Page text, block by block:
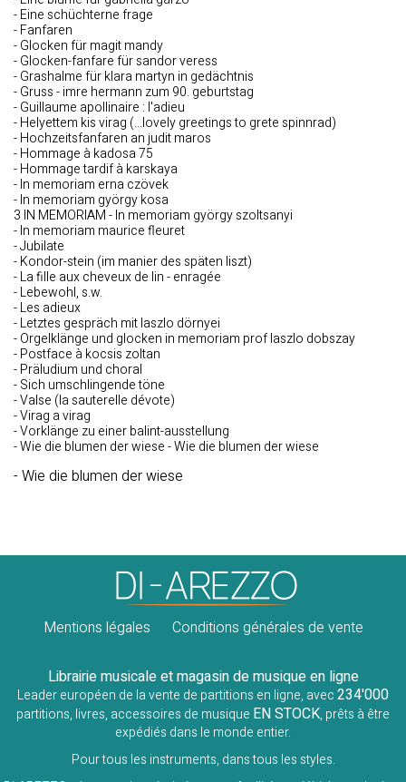
- Eine schüchterne frage
- Fanfaren
- Glocken für magit mandy
- Glocken-fanfare für sandor veress
- Grashalme für klara martyn in gedächtnis
- Gruss - imre hermann zum 90. geburtstag
- Guillaume apollinaire : l'adieu
- Helyettem kis virag (...lovely greetings to grete spinnrad)
- Hochzeitsfanfaren an judit maros
- Hommage à kadosa 75
- Hommage tardif à karskaya
- In memoriam erna czövek
- In memoriam györgy kosa
3 IN MEMORIAM - In memoriam györgy szoltsanyi
- In memoriam maurice fleuret
- Jubilate
- Kondor-stein (im manier des späten liszt)
- La fille aux cheveux de lin - enragée
- Lebewohl, s.w.
- Les adieux
- Letztes gespräch mit laszlo dörnyei
- Orgelklänge und glocken in memoriam prof laszlo dobszay
- Postface à kocsis zoltan
- Präludium und choral
- Sich umschlingende töne
- Valse (la sauterelle dévote)
- Virag a virag
- Vorklänge zu einer balint-ausstellung
- Wie die blumen der wiese - Wie die blumen der wiese
- Wie die blumen der wiese
Mentions légales Conditions générales de vente
Librairie musicale et magasin de musique en ligne
Leader européen de la vente de partitions en ligne, avec234'000
partitions, livres, accessoires de musique EN STOCK, prêts à être
expédiés dans le monde entier.
Pour tous les instruments, dans tous les styles.